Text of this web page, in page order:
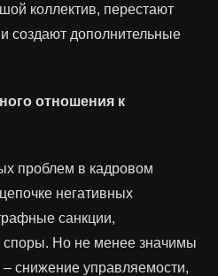
коллектив, перестают
создают дополнительные
отношения к
проблем в кадровом
негативных
санкции,
споры. Но не менее значимы
снижение управляемости,